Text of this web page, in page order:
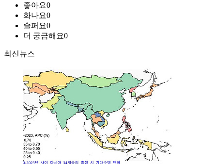
좋아요0
화나요0
슬퍼요0
더 궁금해요0
최신뉴스